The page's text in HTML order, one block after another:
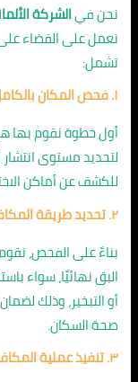
نحن فيالشركة
نعمل على القضاء
تشمل:
١. فحص المكان بالكامل
أول خطوة نقوم بها
لتحديد مستوى
للكشف عن أماكن
٢. تحديد طريقة المكافحة المناسبة
بناءً على الفحص،
البق نهائيًا، سواء
أو التبخير، وذلك
صحة السكان.
٣. تنفيذ عملية المكافحة